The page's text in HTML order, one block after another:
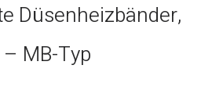
Düsenheizbänder,
MB-Typ